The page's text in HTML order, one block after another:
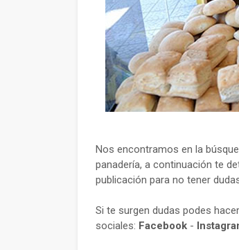
Nos encontramos en la
panadería, a continuación te
publicación para no tener
Si te surgen dudas podes
sociales: Facebook -